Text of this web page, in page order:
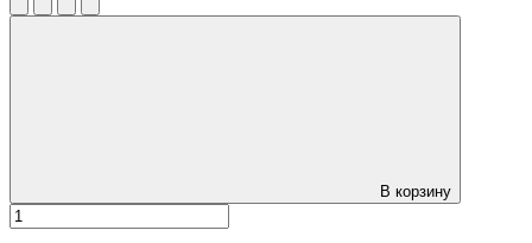
В корзину